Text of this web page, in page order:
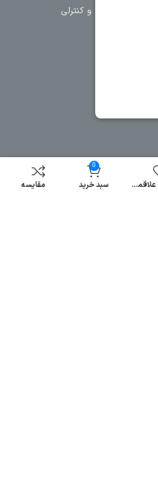
تجهیزات حفاظتی و کنترلی
لیست علاقمندی
0
سبد خرید مقایسه